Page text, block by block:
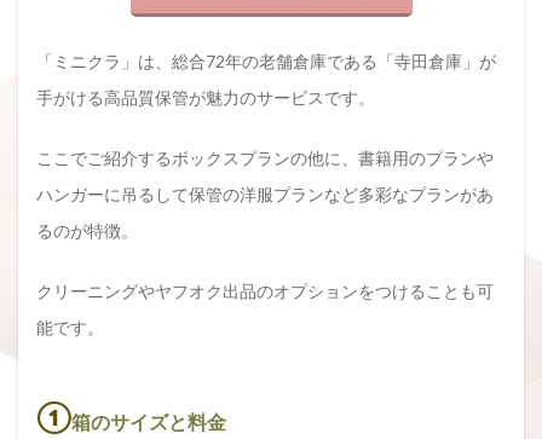
「ミニクラ」は、総合72年の老舗倉庫である「寺田倉庫」が
手がける高品質保管が魅力のサービスです。
ここでご紹介するボックスプランの他に、書籍用のプランや
ハンガーに吊るして保管の洋服プランなど多彩なプランがあ
るのが特徴。
クリーニングやヤフオク出品のオプションをつけることも可
能です。
①箱のサイズと料金